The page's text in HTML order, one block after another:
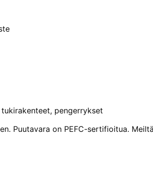
pengerrykset
Puutavara on PEFC-sertifioitua.